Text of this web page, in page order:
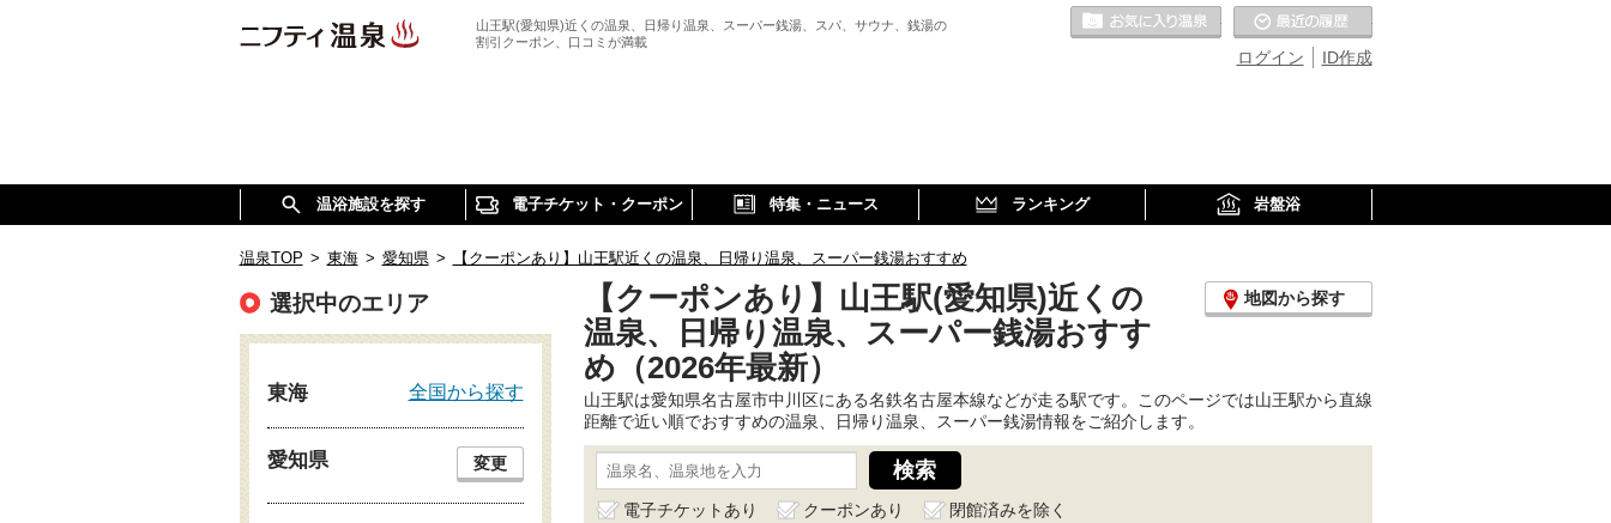
山王駅(愛知県)近くの温泉、日帰り温泉、スーパー銭湯、スパ、サウナ、銭湯の
割引クーポン、口コミが満載
ID作成
ログイン
お気に入りの温泉
温浴施設を探す 電子チケット・クーポン 特集・ニュース ランキング 岩盤浴
温泉TOP > 東海 > 愛知県 > 【クーポンあり】山王駅近くの温泉、日帰り温泉、スーパー銭湯おすすめ
【クーポンあり】山王駅(愛知県)近くの
温泉、日帰り温泉、スーパー銭湯おすす
め（2026年最新）
地図から探す
山王駅は愛知県名古屋市中川区にある名鉄名古屋本線などが走る駅です。このページでは山王駅から直線
距離で近い順でおすすめの温泉、日帰り温泉、スーパー銭湯情報をご紹介します。
電子チケットあり クーポンあり 閉館済みを除く
選択中のエリア
東海 全国から探す
愛知県 変更